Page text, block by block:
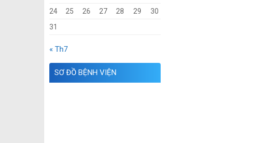
24
25 26 27 28 29
30
31
« Th7
SƠ ĐỒ BỆNH VIỆN